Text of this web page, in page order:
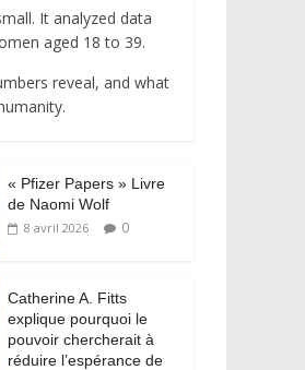
It analyzed data
aged 18 to 39.
reveal, and what
« Pfizer Papers » Livre
de Naomi Wolf
8 avril 2026 0
Catherine A. Fitts
explique pourquoi le
pouvoir chercherait à
réduire l’espérance de